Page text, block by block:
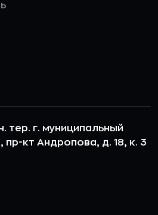
тер. г. муниципальный
пр-кт Андропова, д. 18, к. 3